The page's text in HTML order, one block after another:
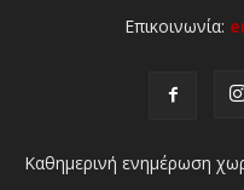
Επικοινωνία:
Καθημερινή ενημέρωση